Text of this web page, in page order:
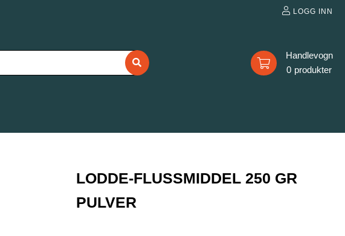
LOGG INN
0
LODDE-FLUSSMIDDEL 250 GR
PULVER